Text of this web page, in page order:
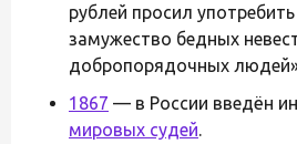
рублей просил
замужество бедных
добропорядочных
1867 — в России введён
мировых судей.